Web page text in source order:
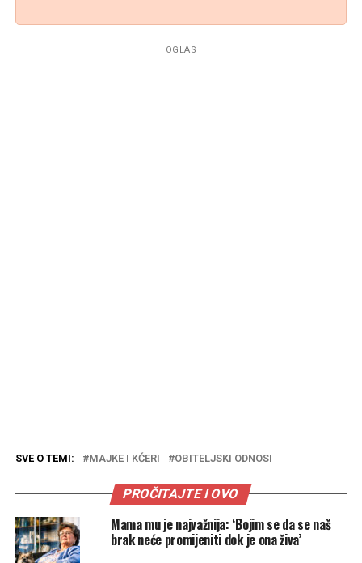
OGLAS
SVE O TEMI: MAJKE I KĆERI OBITELJSKI ODNOSI
PROČITAJTE I OVO
Mama mu je najvažnija: ‘Bojim se da se naš
brak neće promijeniti dok je ona živa’